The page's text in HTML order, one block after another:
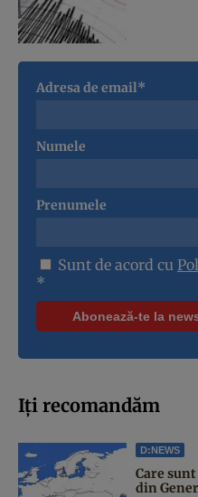
Adresa de email*
Numele
Prenumele
Sunt de acord cu
*
Iți recomandăm
D:NEWS
Care
din